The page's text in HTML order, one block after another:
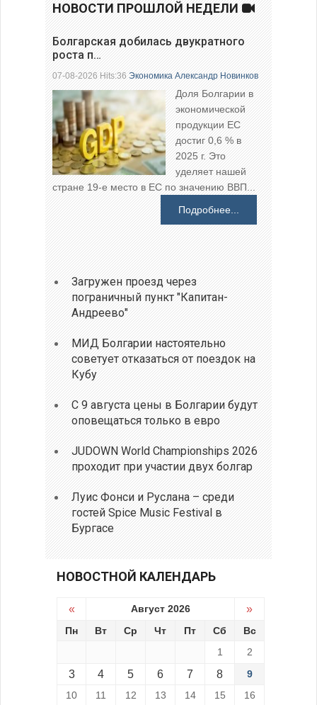
НОВОСТИ ПРОШЛОЙ НЕДЕЛИ
Болгарская добилась двукратного
роста п…
07-08-2026 Hits:36Экономика Александр Новинков
Доля Болгарии в
экономической
продукции ЕС
достиг 0,6 % в
2025 г. Это
уделяет нашей
стране 19-е место в ЕС по значению ВВП...
Подробнее...
Загружен проезд через
пограничный пункт "Капитан-
Андреево"
МИД Болгарии настоятельно
советует отказаться от поездок на
Кубу
С 9 августа цены в Болгарии будут
оповещаться только в евро
JUDOWN World Championships 2026
проходит при участии двух болгар
Луис Фонси и Руслана – среди
гостей Spice Music Festival в
Бургасе
НОВОСТНОЙ КАЛЕНДАРЬ
« Август 2026 »
Пн Вт Ср Чт Пт Сб
Вс
1
2
3 4 5 6 7 8
9
10
11 12 13 14 15 16